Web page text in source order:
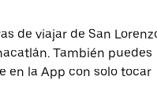
de viajar de San
También puedes
en la App con solo tocar